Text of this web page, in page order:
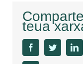
teua
facebooktwitter